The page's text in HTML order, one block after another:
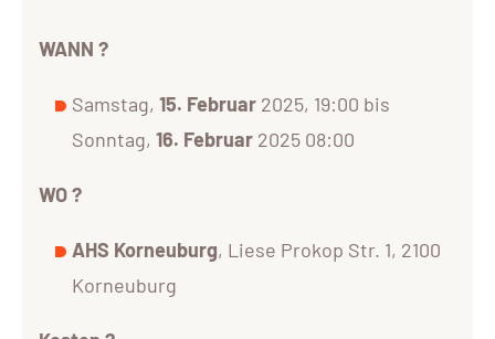
WANN ?
Samstag, 15. Februar 2025, 19:00 bis
Sonntag, 16. Februar 2025 08:00
WO ?
AHS Korneuburg, Liese Prokop Str. 1, 2100
Korneuburg